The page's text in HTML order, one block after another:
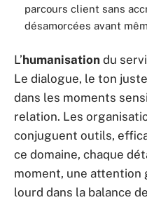
parcours client sans
désamorcées avant
L’humanisation du
Le dialogue, le ton
dans les moments
relation. Les
conjuguent outils,
ce domaine, chaque
moment, une attention
lourd dans la balance